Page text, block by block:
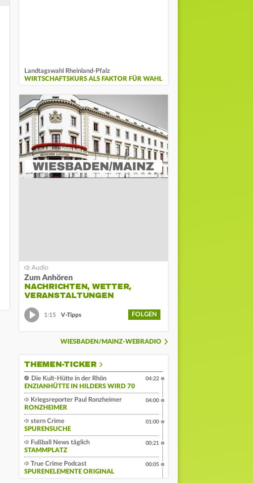
Landtagswahl Rheinland-Pfalz
WIRTSCHAFTSKURS ALS FAKTOR FÜR WAHL
Zum Anhören
NACHRICHTEN, WETTER,
VERANSTALTUNGEN
1:15 V-Tipps FOLGEN
WIESBADEN/MAINZ-WEBRADIO
THEMEN-TICKER
Die Kult-Hütte in der Rhön
ENZIANHÜTTE IN HILDERS WIRD 70
04:22
Kriegsreporter Paul Ronzheimer
RONZHEIMER
04:00
stern Crime
SPURENSUCHE
01:00
Fußball News täglich
STAMMPLATZ
00:21
True Crime Podcast
SPURENELEMENTE ORIGINAL
00:05